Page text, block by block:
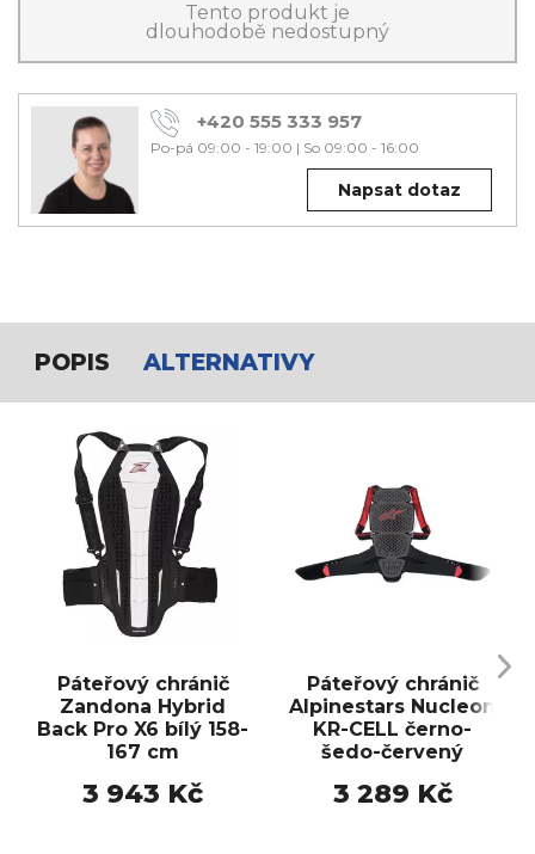
Tento produkt je
dlouhodobě nedostupný
+420 555 333 957
Po-pá 09:00 - 19:00 | So 09:00 - 16:00
Napsat dotaz
POPIS ALTERNATIVY
Páteřový chránič
Zandona Hybrid
Back Pro X6 bílý 158-
167 cm
3 943 Kč
Páteřový chránič
Alpinestars Nucleon
KR-CELL černo-
šedo-červený
3 289 Kč